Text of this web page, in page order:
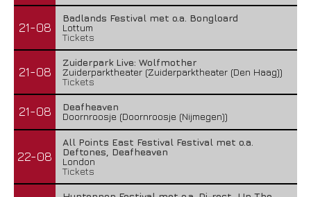
21-08
Badlands Festival met o.a. Bongloard
Lottum
Tickets
21-08
Zuiderpark Live: Wolfmother
Zuiderparktheater (Zuiderparktheater (Den Haag))
Tickets
21-08
Deafheaven
Doornroosje (Doornroosje (Nijmegen))
22-08
All Points East Festival Festival met o.a.
Deftones, Deafheaven
London
Tickets